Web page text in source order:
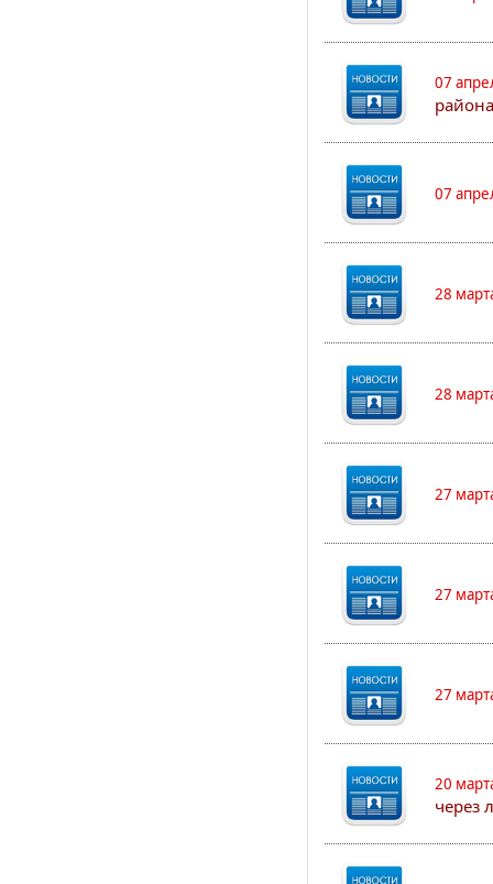
07
07
28
28
27
27
27
20
через